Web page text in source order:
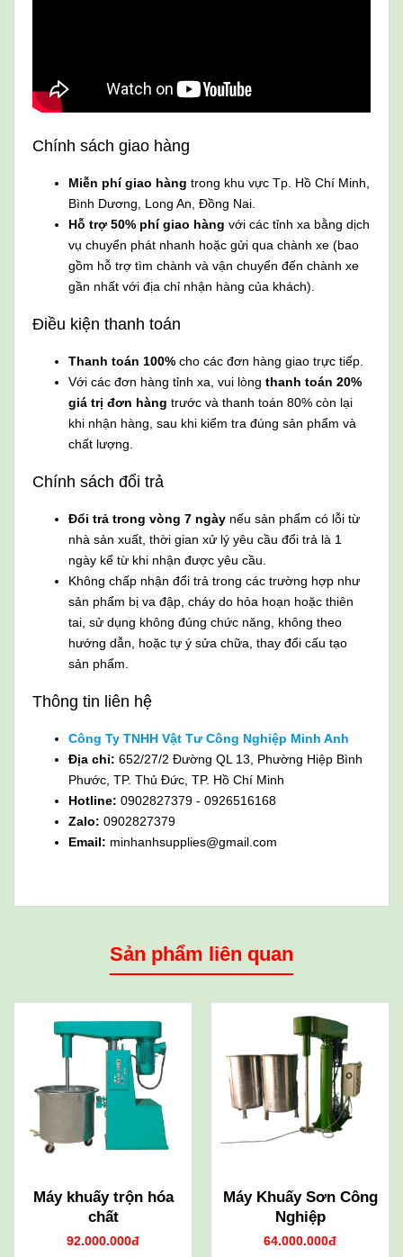
Chính sách giao hàng
Miễn phí giao hàng trong khu vực Tp. Hồ Chí Minh,
Bình Dương, Long An, Đồng Nai.
Hỗ trợ 50% phí giao hàng với các tỉnh xa bằng dịch
vụ chuyển phát nhanh hoặc gửi qua chành xe (bao
gồm hỗ trợ tìm chành và vận chuyển đến chành xe
gần nhất với địa chỉ nhận hàng của khách).
Điều kiện thanh toán
Thanh toán 100% cho các đơn hàng giao trực tiếp.
Với các đơn hàng tỉnh xa, vui lòng thanh toán 20%
giá trị đơn hàng trước và thanh toán 80% còn lại
khi nhận hàng, sau khi kiểm tra đúng sản phẩm và
chất lượng.
Chính sách đổi trả
Đổi trả trong vòng 7 ngày nếu sản phẩm có lỗi từ
nhà sản xuất, thời gian xử lý yêu cầu đổi trả là 1
ngày kể từ khi nhận được yêu cầu.
Không chấp nhận đổi trả trong các trường hợp như
sản phẩm bị va đập, cháy do hỏa hoạn hoặc thiên
tai, sử dụng không đúng chức năng, không theo
hướng dẫn, hoặc tự ý sửa chữa, thay đổi cấu tạo
sản phẩm.
Thông tin liên hệ
Công Ty TNHH Vật Tư Công Nghiệp Minh Anh
Địa chỉ: 652/27/2 Đường QL 13, Phường Hiệp Bình
Phước, TP. Thủ Đức, TP. Hồ Chí Minh
Hotline: 0902827379 - 0926516168
Zalo: 0902827379
Email: minhanhsupplies@gmail.com
Sản phẩm liên quan
Máy khuấy trộn hóa
chất
92.000.000đ
Máy Khuấy Sơn Công
Nghiệp
64.000.000đ